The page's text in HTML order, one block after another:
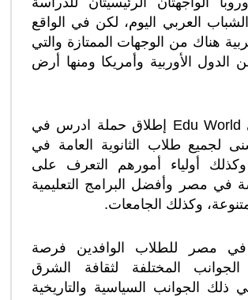
العربي اليوم، لكن في الواقع
هناك من الوجهات الممتازة والتي
الدول الأوربية وأمريكا ومنها أرض
لذلك قررنا في Edu World إطلاق حملة ادرس في
لجميع طلاب الثانوية العامة في
وكذلك أولياء أمورهم التعرف على
في مصر وأفضل البرامج التعليمية
وكذلك الجامعات.
في مصر للطلاب الوافدين فرصة
المختلفة لثقافة الشرق
ذلك الجوانب السياسية والتاريخية